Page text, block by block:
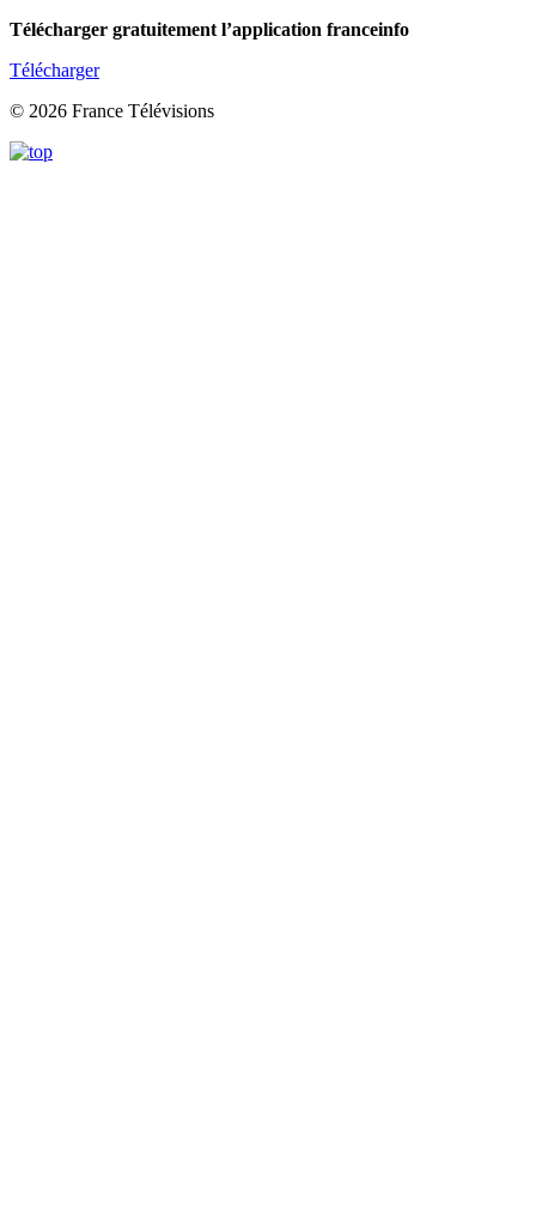
Télécharger gratuitement l’application franceinfo
Télécharger
© 2026 France Télévisions